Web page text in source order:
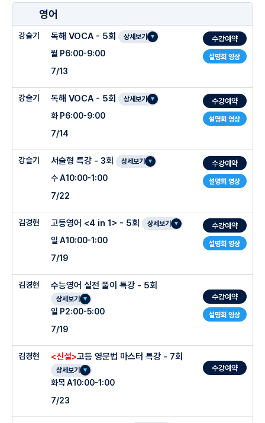
영어
강슬기
설명회 영상
독해 VOCA - 5회 상세보기
월 P6:00-9:00
7/13
수강예약
강슬기
설명회 영상
독해 VOCA - 5회 상세보기
화 P6:00-9:00
7/14
수강예약
강슬기
설명회 영상
서술형 특강 - 3회 상세보기
수 A10:00-1:00
7/22
수강예약
김경현
설명회 영상
고등영어 <4 in 1> - 5회 상세보기
일 A10:00-1:00
7/19
수강예약
김경현
설명회 영상
수능영어 실전 풀이 특강 - 5회
상세보기
일 P2:00-5:00
7/19
수강예약
김경현 <신설>고등 영문법 마스터 특강 - 7회
상세보기
화목 A10:00-1:00
7/23
수강예약